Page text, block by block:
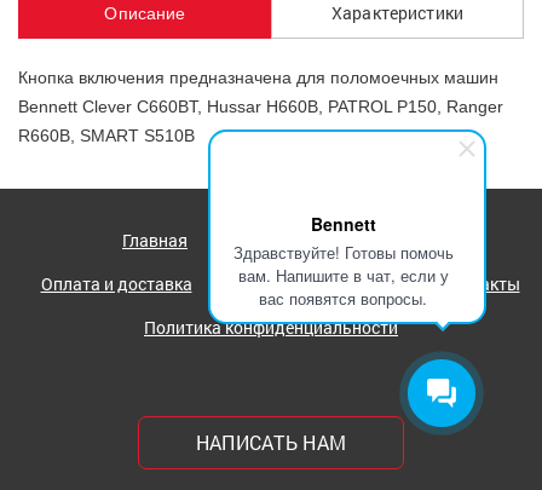
Bennett
Здравствуйте! Готовы помочь
вам. Напишите в чат, если у
вас появятся вопросы.
Описание Характеристики
Кнопка включения предназначена для поломоечных машин
Bennett Clever C660BT, Hussar H660B, PATROL P150, Ranger
R660B, SMART S510B
Главная
Оплата и доставка
Оптовикам и дилерам
Контакты
Политика конфиденциальности
НАПИСАТЬ НАМ